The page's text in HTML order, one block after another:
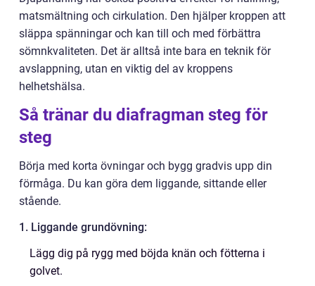
matsmältning och cirkulation. Den hjälper kroppen att
släppa spänningar och kan till och med förbättra
sömnkvaliteten. Det är alltså inte bara en teknik för
avslappning, utan en viktig del av kroppens
helhetshälsa.
Så tränar du diafragman steg för
steg
Börja med korta övningar och bygg gradvis upp din
förmåga. Du kan göra dem liggande, sittande eller
stående.
1. Liggande grundövning:
Lägg dig på rygg med böjda knän och fötterna i
golvet.